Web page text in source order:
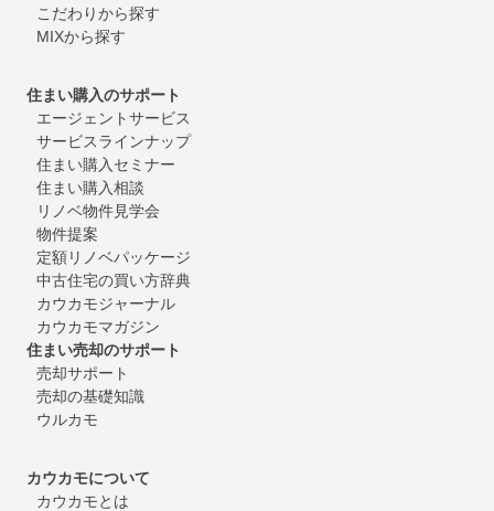
こだわりから探す
MIXから探す
住まい購入のサポート
エージェントサービス
サービスラインナップ
住まい購入セミナー
住まい購入相談
リノベ物件見学会
物件提案
定額リノベパッケージ
中古住宅の買い方辞典
カウカモジャーナル
カウカモマガジン
住まい売却のサポート
売却サポート
売却の基礎知識
ウルカモ
カウカモについて
カウカモとは